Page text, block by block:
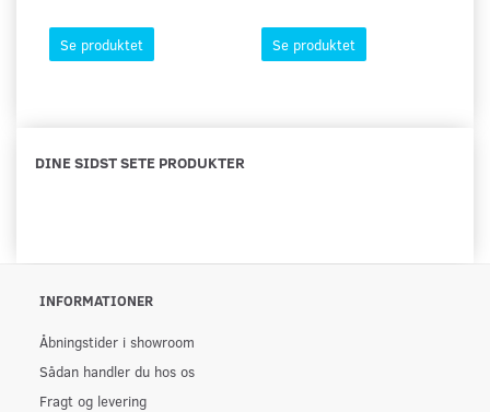
Se produktet Se produktet
DINE SIDST SETE PRODUKTER
INFORMATIONER
Åbningstider i showroom
Sådan handler du hos os
Fragt og levering